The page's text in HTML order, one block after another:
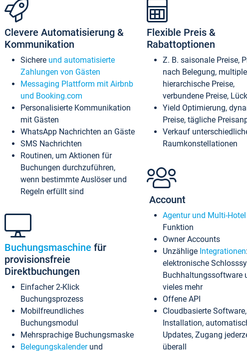
Clevere Automatisierung &
Kommunikation
Sichere und automatisierte
Zahlungen von Gästen
Messaging Plattform mit Airbnb
und Booking.com
Personalisierte Kommunikation
mit Gästen
WhatsApp Nachrichten an Gäste
SMS Nachrichten
Routinen, um Aktionen für
Buchungen durchzuführen,
wenn bestimmte Auslöser und
Regeln erfüllt sind
Buchungsmaschine für
provisionsfreie
Direktbuchungen
Einfacher 2-Klick
Buchungsprozess
Mobilfreundliches
Buchungsmodul
Mehrsprachige Buchungsmaske
Belegungskalenderund
Flexible Preis &
Rabattoptionen
Z. B. saisonale Preise,
nach Belegung, multiple
hierarchische Preise,
verbundene Preise,
Yield Optimierung,
Preise, tägliche
Verkauf
Raumkonstellationen
Account
Agentur und Multi-Hotel
Funktion
Owner Accounts
Unzählige Integrationen:
elektronische
Buchhaltungssoftware
vieles mehr
Offene API
Cloudbasierte
Installation,
Updates, Zugang
überall